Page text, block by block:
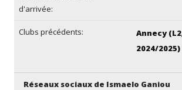
d'arrivée:
Clubs précédents:
Annecy
2024/2025)
Réseaux sociaux de Ismaelo Ganiou